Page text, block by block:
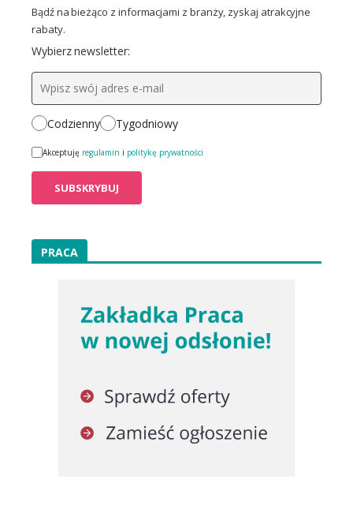
Bądź na bieżąco z informacjami z branży, zyskaj atrakcyjne
rabaty.
Wybierz newsletter:
Codzienny Tygodniowy
Akceptuję regulamin i politykę prywatności
PRACA